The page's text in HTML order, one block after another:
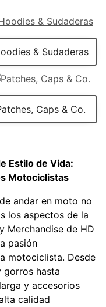
& Sudaderas
Caps & Co.
Estilo de Vida:
Motociclistas
andar en moto no
los aspectos de la
Merchandise de HD
pasión
motociclista. Desde
gorros hasta
y accesorios
calidad